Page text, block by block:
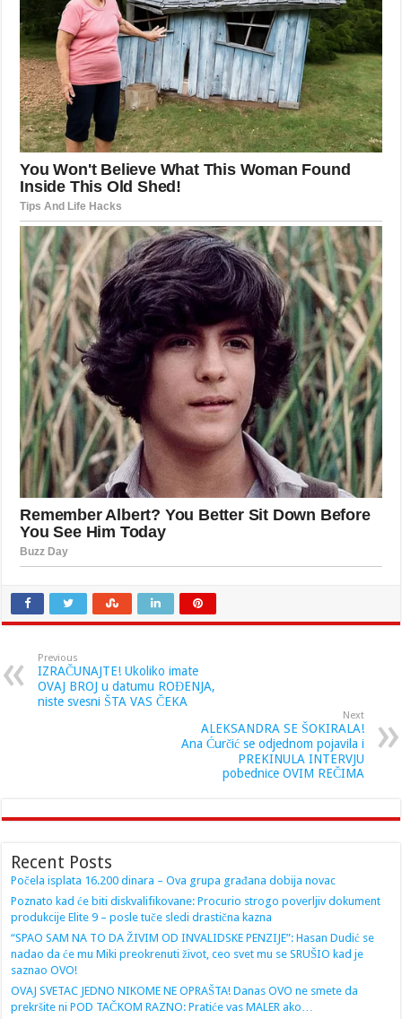
Previous
IZRAČUNAJTE! Ukoliko imate
OVAJ BROJ u datumu ROĐENJA,
niste svesni ŠTA VAS ČEKA
Next
ALEKSANDRA SE ŠOKIRALA!
Ana Ćurčić se odjednom pojavila i
PREKINULA INTERVJU
pobednice OVIM REČIMA
Recent Posts
Počela isplata 16.200 dinara – Ova grupa građana dobija novac
Poznato kad će biti diskvalifikovane: Procurio strogo poverljiv dokument
produkcije Elite 9 – posle tuče sledi drastična kazna
“SPAO SAM NA TO DA ŽIVIM OD INVALIDSKE PENZIJE”: Hasan Dudić se
nadao da će mu Miki preokrenuti život, ceo svet mu se SRUŠIO kad je
saznao OVO!
OVAJ SVETAC JEDNO NIKOME NE OPRAŠTA! Danas OVO ne smete da
prekršite ni POD TAČKOM RAZNO: Pratiće vas MALER ako…